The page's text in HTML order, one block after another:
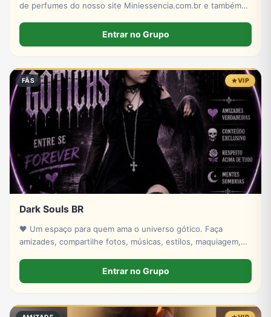
de perfumes do nosso site Miniessencia.com.br e também
Entrar no Grupo
FÃS VIP
Dark Souls BR
🖤 Um espaço para quem ama o universo gótico. Faça
amizades, compartilhe fotos, músicas, estilos, maquiagem,
vibe. Respeito e bom senso sempre.
Entrar no Grupo